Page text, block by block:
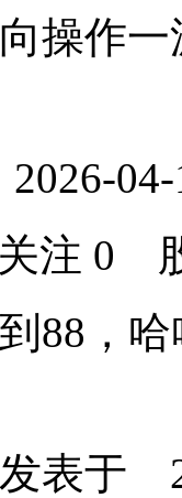
操作一
04-
注 0
88，
于